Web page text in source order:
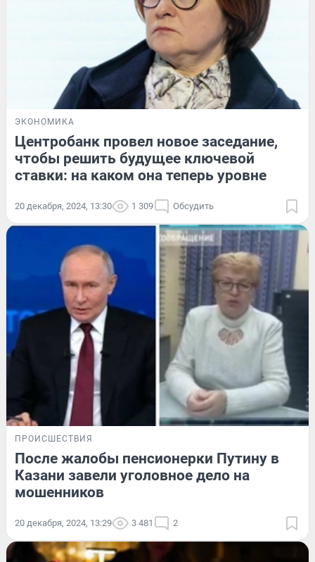
ЭКОНОМИКА
Центробанк провел новое заседание,
чтобы решить будущее ключевой
ставки: на каком она теперь уровне
20 декабря, 2024, 13:30 1 309 Обсудить
ПРОИСШЕСТВИЯ
После жалобы пенсионерки Путину в
Казани завели уголовное дело на
мошенников
20 декабря, 2024, 13:29 3 481 2